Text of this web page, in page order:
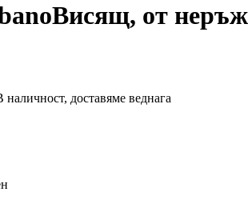
Висящ, от
наличност, доставяме веднага